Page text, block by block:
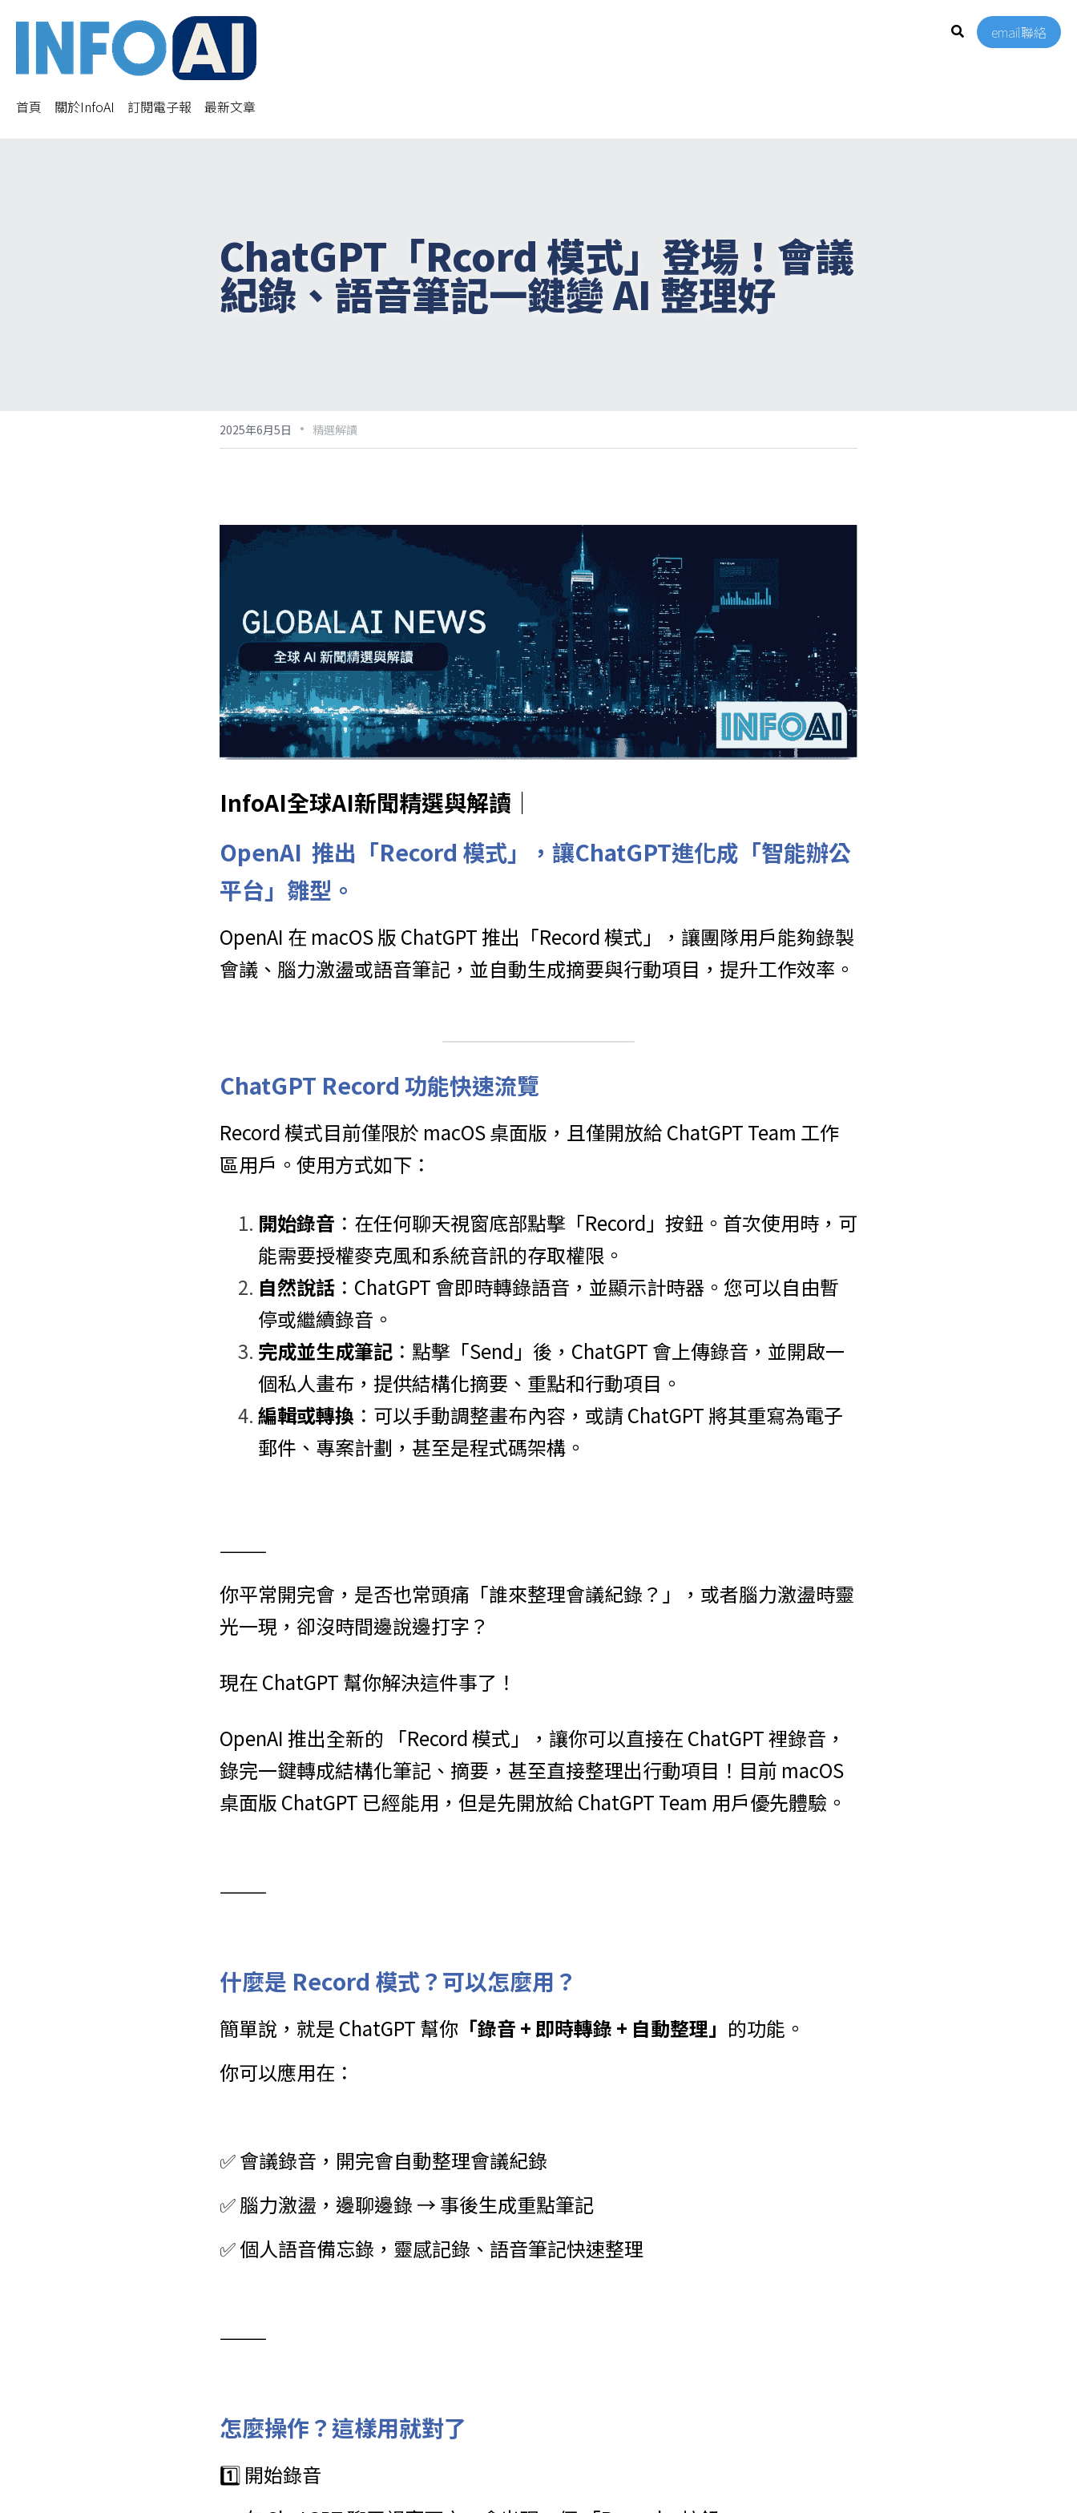
email聯絡
首頁 關於InfoAI 訂閱電子報 最新文章
ChatGPT「Rcord 模式」登場！會議
紀錄、語音筆記一鍵變 AI 整理好
2025年6月5日 · 精選解讀
InfoAI全球AI新聞精選與解讀｜
OpenAI  推出「Record 模式」，讓ChatGPT進化成「智能辦公
平台」雛型。
OpenAI 在 macOS 版 ChatGPT 推出「Record 模式」，讓團隊用戶能夠錄製
會議、腦力激盪或語音筆記，並自動生成摘要與行動項目，提升工作效率。
ChatGPT Record 功能快速流覽
Record 模式目前僅限於 macOS 桌面版，且僅開放給 ChatGPT Team 工作
區用戶。使用方式如下：
開始錄音 ：在任何聊天視窗底部點擊「Record」按鈕。首次使用時，可
能需要授權麥克風和系統音訊的存取權限。
自然說話 ：ChatGPT 會即時轉錄語音，並顯示計時器。您可以自由暫
停或繼續錄音。
完成並生成筆記 ：點擊「Send」後，ChatGPT 會上傳錄音，並開啟一
個私人畫布，提供結構化摘要、重點和行動項目。
編輯或轉換 ：可以手動調整畫布內容，或請 ChatGPT 將其重寫為電子
郵件、專案計劃，甚至是程式碼架構。
⸻
你平常開完會，是否也常頭痛「誰來整理會議紀錄？」，或者腦力激盪時靈
光一現，卻沒時間邊說邊打字？
現在 ChatGPT 幫你解決這件事了！
OpenAI 推出全新的 「Record 模式」，讓你可以直接在 ChatGPT 裡錄音，
錄完一鍵轉成結構化筆記、摘要，甚至直接整理出行動項目！目前 macOS
桌面版 ChatGPT 已經能用，但是先開放給 ChatGPT Team 用戶優先體驗。
⸻
什麼是 Record 模式？可以怎麼用？
簡單說，就是 ChatGPT 幫你 「錄音 + 即時轉錄 + 自動整理」 的功能。
你可以應用在：
✅ 會議錄音，開完會自動整理會議紀錄
✅ 腦力激盪，邊聊邊錄 → 事後生成重點筆記
✅ 個人語音備忘錄，靈感記錄、語音筆記快速整理
⸻
怎麼操作？這樣用就對了
1️⃣ 開始錄音